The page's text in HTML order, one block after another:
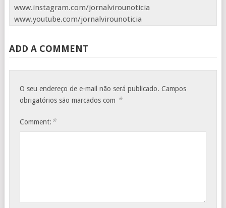
www.instagram.com/jornalvirounoticia
www.youtube.com/jornalvirounoticia
ADD A COMMENT
O seu endereço de e-mail não será publicado. Campos
obrigatórios são marcados com *
Comment: *